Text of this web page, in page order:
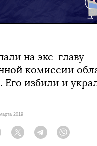
на экс-главу
комиссии
Его избили и
2019
Facebook Twitter Telegram